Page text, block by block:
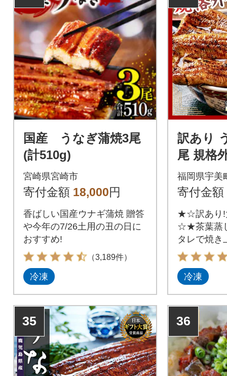
国産 うなぎ蒲焼3尾
(計510g)
宮崎県宮崎市
寄付金額 18,000円
香ばしい国産ウナギ蒲焼 贈答
や今年の7/26土用の丑の日に
おすすめ!
（3,189件）
冷凍
訳あり
尾 規格
福岡県宇美
寄付金額
★☆訳あり!
☆★茶葉蒸
タレで焼き
×4尾)。
冷凍
35 36